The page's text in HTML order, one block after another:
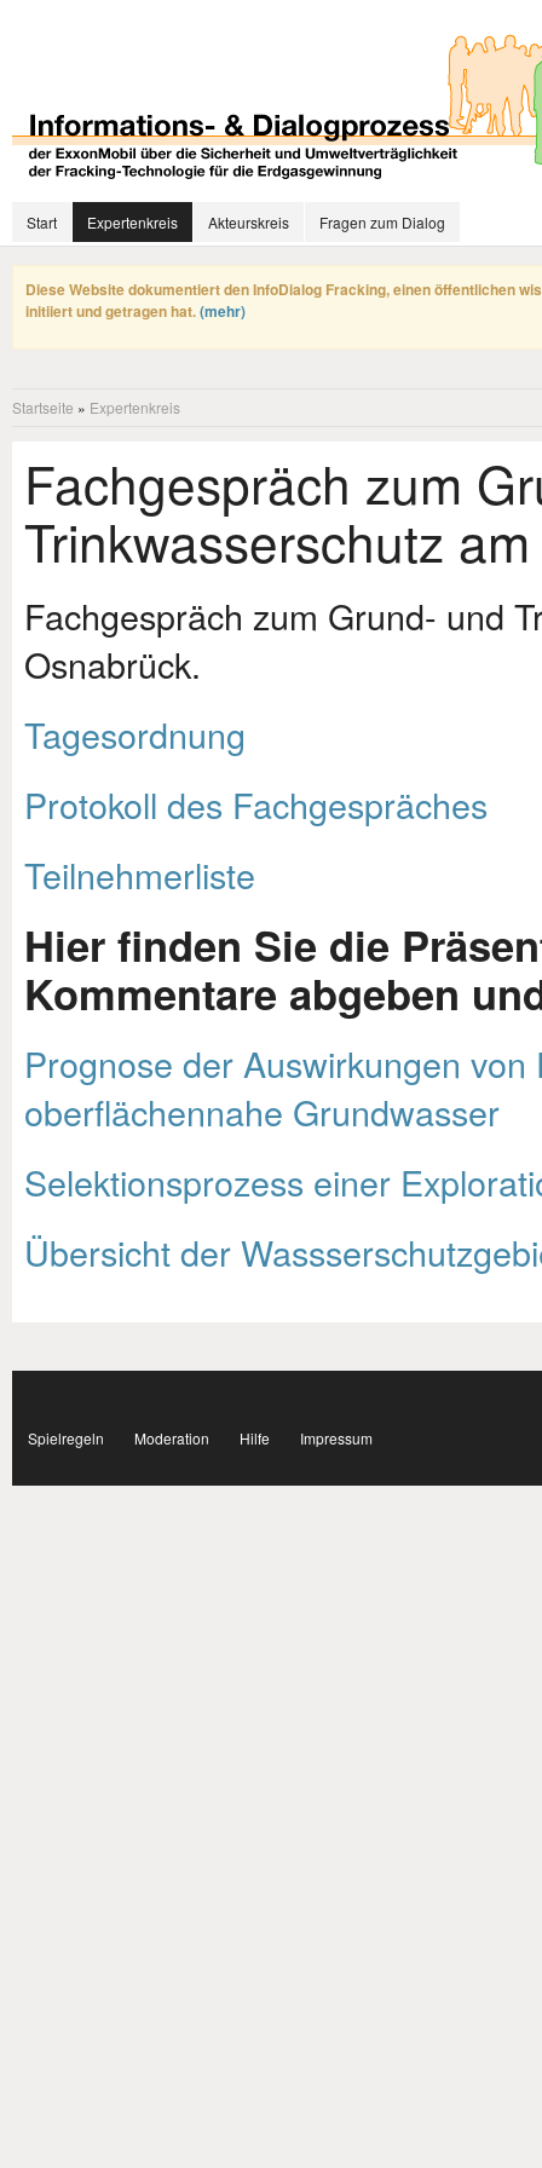
Start Expertenkreis Akteurskreis Fragen zum Dialog
Diese Website dokumentiert den InfoDialog Fracking, einen öffentlichen
initiiert und getragen hat.(mehr)
Startseite » Expertenkreis
Fachgespräch zum
Trinkwasserschutz
Fachgespräch zum Grund- und
Osnabrück.
Tagesordnung
Protokoll des Fachgespräches
Teilnehmerliste
Hier finden Sie die
Kommentare abgeben
Prognose der Auswirkungen
oberflächennahe Grundwasser
Selektionsprozess einer
Übersicht der
Spielregeln Moderation Hilfe Impressum